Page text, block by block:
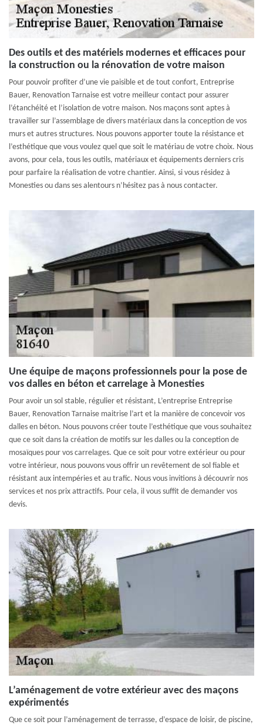
Des outils et des matériels modernes et efficaces pour
la construction ou la rénovation de votre maison
Pour pouvoir profiter d’une vie paisible et de tout confort, Entreprise
Bauer, Renovation Tarnaise est votre meilleur contact pour assurer
l’étanchéité et l’isolation de votre maison. Nos maçons sont aptes à
travailler sur l’assemblage de divers matériaux dans la conception de vos
murs et autres structures. Nous pouvons apporter toute la résistance et
l’esthétique que vous voulez quel que soit le matériau de votre choix. Nous
avons, pour cela, tous les outils, matériaux et équipements derniers cris
pour parfaire la réalisation de votre chantier. Ainsi, si vous résidez à
Monesties ou dans ses alentours n’hésitez pas à nous contacter.
Une équipe de maçons professionnels pour la pose de
vos dalles en béton et carrelage à Monesties
Pour avoir un sol stable, régulier et résistant, L’entreprise Entreprise
Bauer, Renovation Tarnaise maitrise l’art et la manière de concevoir vos
dalles en béton. Nous pouvons créer toute l’esthétique que vous souhaitez
que ce soit dans la création de motifs sur les dalles ou la conception de
mosaïques pour vos carrelages. Que ce soit pour votre extérieur ou pour
votre intérieur, nous pouvons vous offrir un revêtement de sol fiable et
résistant aux intempéries et au trafic. Nous vous invitions à découvrir nos
services et nos prix attractifs. Pour cela, il vous suffit de demander vos
devis.
L’aménagement de votre extérieur avec des maçons
expérimentés
Que ce soit pour l’aménagement de terrasse, d’espace de loisir, de piscine,